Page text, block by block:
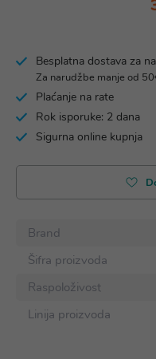
Besplatna dostava za
Za narudžbe manje od
Plaćanje na rate
Rok isporuke: 2 dana
Sigurna online kupnja
Brand
Šifra proizvoda
Raspoloživost
Linija proizvoda